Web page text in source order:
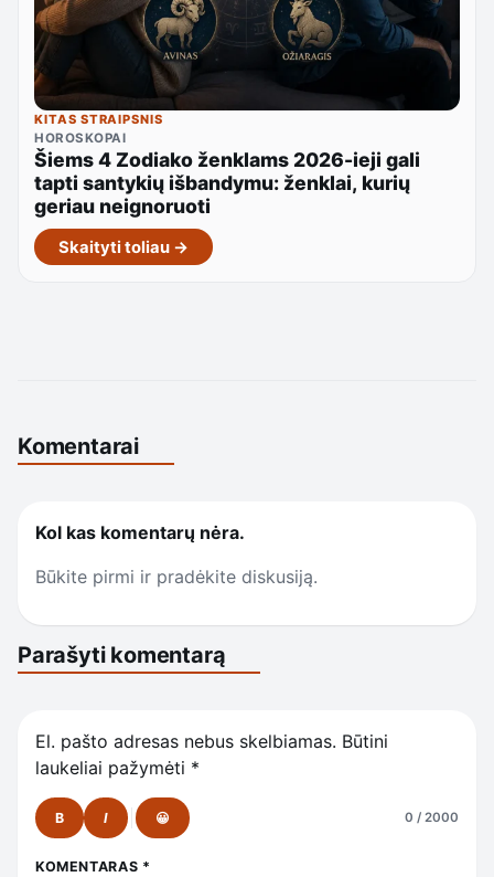
KITAS STRAIPSNIS
HOROSKOPAI
Šiems 4 Zodiako ženklams 2026-ieji gali
tapti santykių išbandymu: ženklai, kurių
geriau neignoruoti
Skaityti toliau →
Komentarai
Kol kas komentarų nėra.
Būkite pirmi ir pradėkite diskusiją.
Parašyti komentarą
El. pašto adresas nebus skelbiamas. Būtini
laukeliai pažymėti *
B I 😀 0 / 2000
KOMENTARAS *